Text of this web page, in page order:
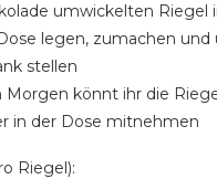
umwickelten Riegel
legen, zumachen und
stellen
Morgen könnt ihr die
in der Dose mitnehmen
Riegel):